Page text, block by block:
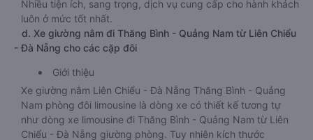
Nhiều tiện ích, sang trọng, dịch vụ cung cấp cho hành khách
luôn ở mức tốt nhất.
d. Xe giường nằm đi Thăng Bình - Quảng Nam từ Liên Chiểu
- Đà Nẵng cho các cặp đôi
Giới thiệu
Xe giường nằm Liên Chiểu - Đà Nẵng Thăng Bình - Quảng
Nam phòng đôi limousine là dòng xe có thiết kế tương tự
như dòng xe limousine đi Thăng Bình - Quảng Nam từ Liên
Chiểu - Đà Nẵng giường phòng. Tuy nhiên kích thước